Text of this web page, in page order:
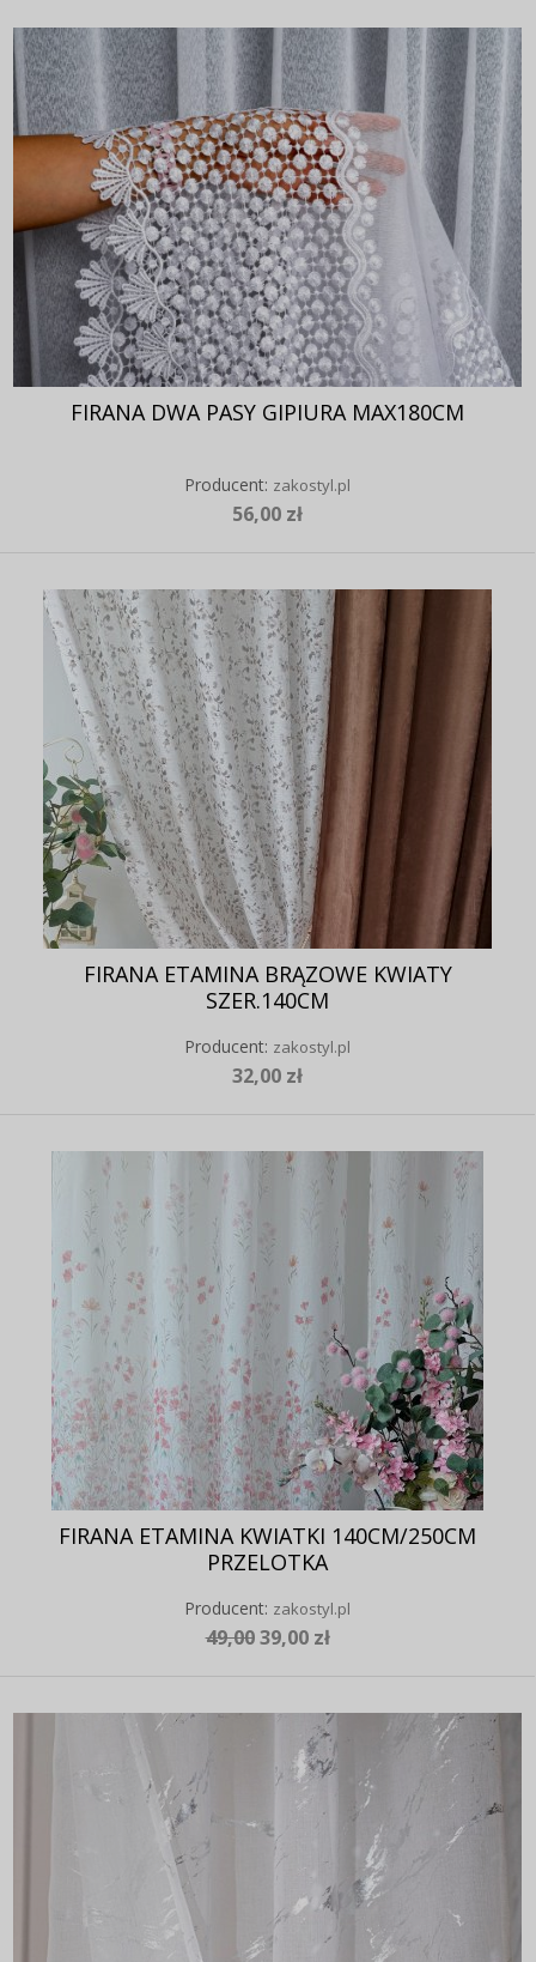
FIRANA DWA PASY GIPIURA MAX180CM
Producent: zakostyl.pl
56,00 zł
FIRANA ETAMINA BRĄZOWE KWIATY
SZER.140CM
Producent: zakostyl.pl
32,00 zł
FIRANA ETAMINA KWIATKI 140CM/250CM
PRZELOTKA
Producent: zakostyl.pl
49,00 39,00 zł